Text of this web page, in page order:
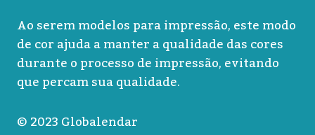
Ao serem modelos para impressão, este modo
de cor ajuda a manter a qualidade das cores
durante o processo de impressão, evitando
que percam sua qualidade.
© 2023 Globalendar